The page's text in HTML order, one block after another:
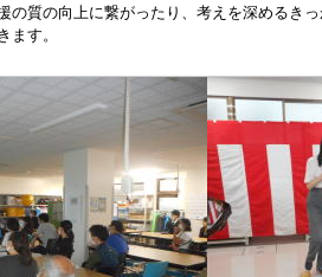
の質の向上に繋がったり、考えを深めるき
ます。